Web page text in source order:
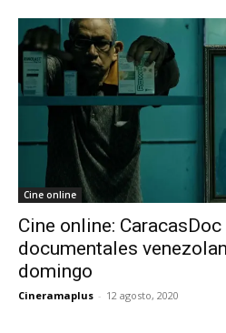
Cine online
Cine online:
documentales
domingo
Cineramaplus - 12 agosto, 2020